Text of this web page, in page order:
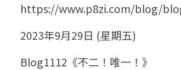
https://www.p8zi.com/blog/
2023年9月29日 (星期五)
Blog1112《不二！唯一！》